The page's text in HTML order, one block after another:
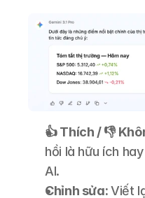
👍 Thích / 👎
hồi là hữu ích
AI.
Chỉnh sửa: Viết